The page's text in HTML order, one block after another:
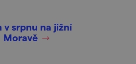
v srpnu na jižní
Moravě